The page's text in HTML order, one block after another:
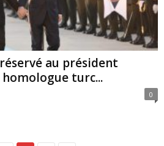
au président
turc...
0